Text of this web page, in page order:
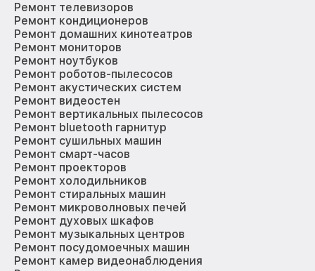
Ремонт телевизоров
Ремонт кондиционеров
Ремонт домашних кинотеатров
Ремонт мониторов
Ремонт ноутбуков
Ремонт роботов-пылесосов
Ремонт акустических систем
Ремонт видеостен
Ремонт вертикальных пылесосов
Ремонт bluetooth гарнитур
Ремонт сушильных машин
Ремонт смарт-часов
Ремонт проекторов
Ремонт холодильников
Ремонт стиральных машин
Ремонт микроволновых печей
Ремонт духовых шкафов
Ремонт музыкальных центров
Ремонт посудомоечных машин
Ремонт камер видеонаблюдения